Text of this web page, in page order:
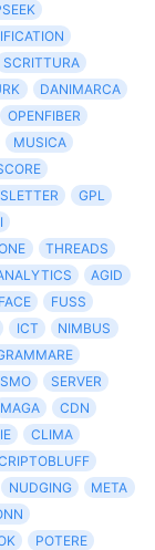
SCRITTURA
DANIMARCA
OPENFIBER
MUSICA
GPL
THREADS
AGID
FUSS
ICT
NIMBUS
SERVER
MAGA
CDN
CLIMA
NUDGING
META
POTERE